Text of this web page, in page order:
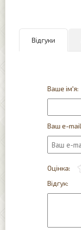
Відгуки